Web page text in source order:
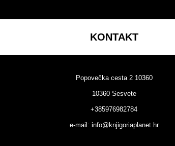
KONTAKT
Popovečka cesta 2 10360
10360 Sesvete
+385976982784
e-mail: info@knjigoriaplanet.hr